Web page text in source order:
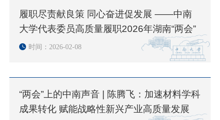
履职尽责献良策 同心奋进促发展 ——中南
大学代表委员高质量履职2026年湖南“两会”
时间：2026-02-08
“两会”上的中南声音 | 陈腾飞：加速材料学科
成果转化 赋能战略性新兴产业高质量发展